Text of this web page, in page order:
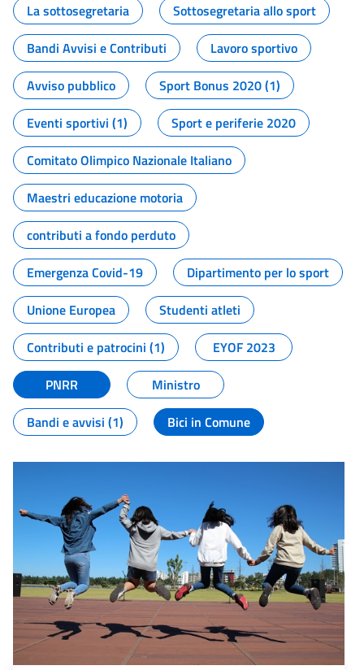
La sottosegretaria
Sottosegretaria allo sport
Bandi Avvisi e Contributi
Lavoro sportivo
Avviso pubblico
Sport Bonus 2020 (1)
Eventi sportivi (1)
Sport e periferie 2020
Comitato Olimpico Nazionale Italiano
Maestri educazione motoria
contributi a fondo perduto
Emergenza Covid-19
Dipartimento per lo sport
Unione Europea
Studenti atleti
Contributi e patrocini (1)
EYOF 2023
PNRR
Ministro
Bandi e avvisi (1)
Bici in Comune